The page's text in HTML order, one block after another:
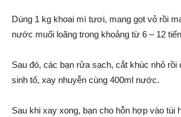
Dùng 1 kg khoai mì tươi, mang gọt vỏ rồi
nước muối loãng trong khoảng từ 6 – 12
Sau đó, các bạn rửa sạch, cắt khúc nhỏ rồi
sinh tố, xay nhuyễn cùng 400ml nước.
Sau khi xay xong, bạn cho hỗn hợp vào túi